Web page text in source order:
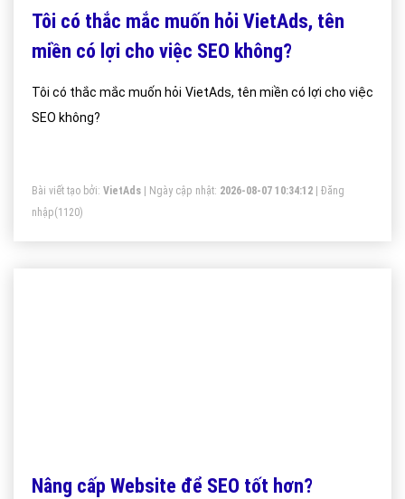
Tôi có thắc mắc muốn hỏi VietAds, tên
miền có lợi cho việc SEO không?
Tôi có thắc mắc muốn hỏi VietAds, tên miền có lợi cho việc
SEO không?
Bài viết tạo bởi: VietAds | Ngày cập nhật: 2026-08-07 10:34:12
Đăng
nhập(1120)
Nâng cấp Website để SEO tốt hơn?